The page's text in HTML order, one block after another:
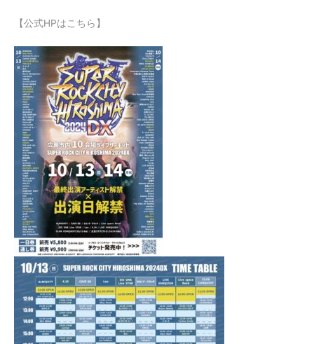
【公式HPはこちら】